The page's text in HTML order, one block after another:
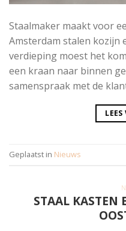
Staalmaker maakt voor
Amsterdam stalen kozijn
verdieping moest het
een kraan naar binnen
samenspraak met de
LEES
Geplaatst in Nieuws
STAAL KASTEN